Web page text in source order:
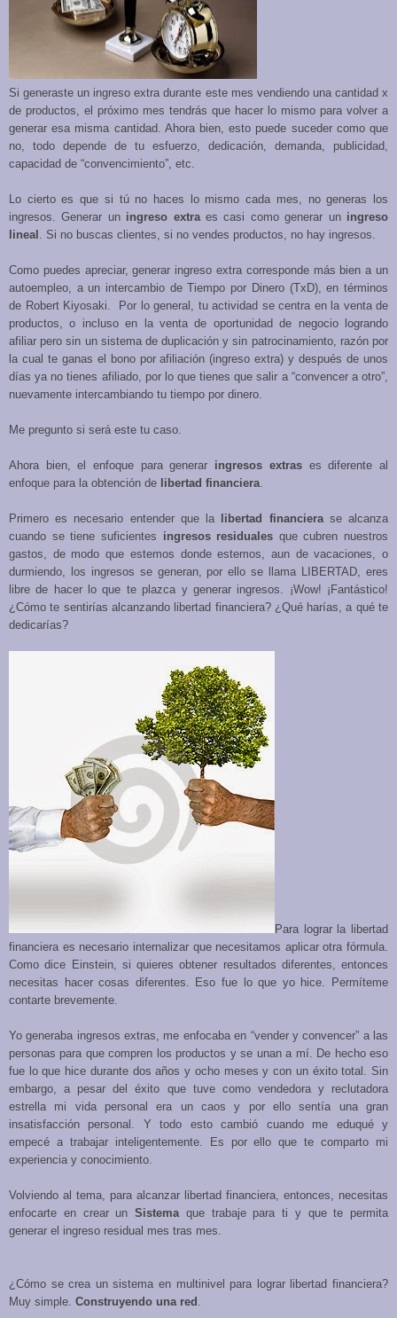
Si generaste un ingreso extra durante este mes vendiendo una cantidad x
de productos, el próximo mes tendrás que hacer lo mismo para volver a
generar esa misma cantidad. Ahora bien, esto puede suceder como que
no, todo depende de tu esfuerzo, dedicación, demanda, publicidad,
capacidad de “convencimiento”, etc.
Lo cierto es que si tú no haces lo mismo cada mes, no generas los
ingresos. Generar un ingreso extraes casi como generar un ingreso
lineal . Si no buscas clientes, si no vendes productos, no hay ingresos.
Como puedes apreciar, generar ingreso extra corresponde más bien a un
autoempleo, a un intercambio de Tiempo por Dinero (TxD), en términos
de Robert Kiyosaki. Por lo general, tu actividad se centra en la venta de
productos, o incluso en la venta de oportunidad de negocio logrando
afiliar pero sin un sistema de duplicación y sin patrocinamiento, razón por
la cual te ganas el bono por afiliación (ingreso extra) y después de unos
días ya no tienes afiliado, por lo que tienes que salir a “convencer a otro”,
nuevamente intercambiando tu tiempo por dinero.
Me pregunto si será este tu caso.
Ahora bien, el enfoque para generar ingresos extrases diferente al
enfoque para la obtención de libertad financiera.
Primero es necesario entender que la libertad financierase alcanza
cuando se tiene suficientes ingresos residuales que cubren nuestros
gastos, de modo que estemos donde estemos, aun de vacaciones, o
durmiendo, los ingresos se generan, por ello se llama LIBERTAD, eres
libre de hacer lo que te plazca y generar ingresos. ¡Wow! ¡Fantástico!
¿Cómo te sentirías alcanzando libertad financiera? ¿Qué harías, a qué te
dedicarías?
Para lograr la libertad
financiera es necesario internalizar que necesitamos aplicar otra fórmula.
Como dice Einstein, si quieres obtener resultados diferentes, entonces
necesitas hacer cosas diferentes. Eso fue lo que yo hice. Permíteme
contarte brevemente.
Yo generaba ingresos extras, me enfocaba en “vender y convencer” a las
personas para que compren los productos y se unan a mí. De hecho eso
fue lo que hice durante dos años y ocho meses y con un éxito total. Sin
embargo, a pesar del éxito que tuve como vendedora y reclutadora
estrella mi vida personal era un caos y por ello sentía una gran
insatisfacción personal. Y todo esto cambió cuando me eduqué y
empecé a trabajar inteligentemente. Es por ello que te comparto mi
experiencia y conocimiento.
Volviendo al tema, para alcanzar libertad financiera, entonces, necesitas
enfocarte en crear un Sistemaque trabaje para ti y que te permita
generar el ingreso residual mes tras mes.
¿Cómo se crea un sistema en multinivel para lograr libertad financiera?
Muy simple. Construyendo una red .